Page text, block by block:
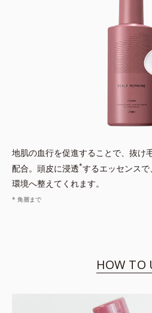
地肌の血行を促進することで、抜け
配合。頭皮に浸透*するエッセンス
環境へ整えてくれます。
* 角層まで
HOW TO